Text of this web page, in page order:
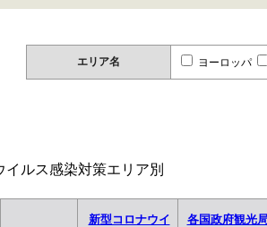
エリア名 ヨーロッパ
イルス感染対策エリア別
新型コロナウイ
各国政府観光